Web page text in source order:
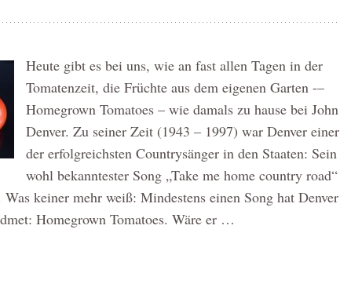
Heute gibt es bei uns, wie an fast allen Tagen in der
Tomatenzeit, die Früchte aus dem eigenen Garten -–
Homegrown Tomatoes – wie damals zu hause bei John
Denver. Zu seiner Zeit (1943 – 1997) war Denver einer
der erfolgreichsten Countrysänger in den Staaten: Sein
wohl bekanntester Song „Take me home country road“
Was keiner mehr weiß: Mindestens einen Song hat Denver
Homegrown Tomatoes. Wäre er …